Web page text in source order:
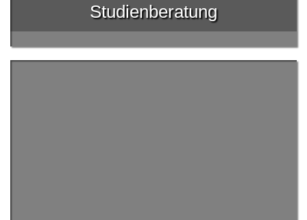
Studienberatung